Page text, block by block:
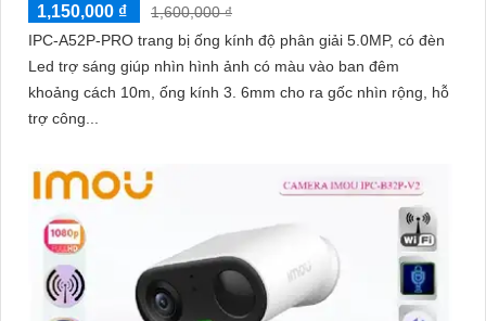
1,150,000 ₫
1,600,000 ₫
IPC-A52P-PRO trang bị ống kính độ phân giải 5.0MP, có đèn
Led trợ sáng giúp nhìn hình ảnh có màu vào ban đêm
khoảng cách 10m, ống kính 3. 6mm cho ra gốc nhìn rộng, hỗ
trợ công...